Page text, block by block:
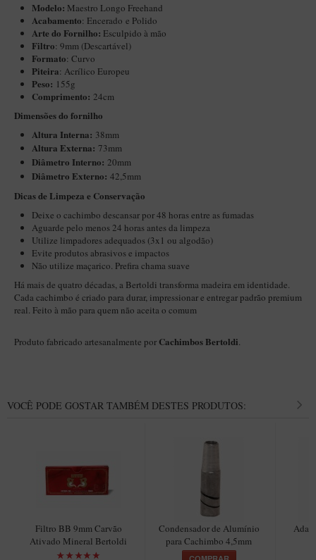
Maestro Compacto – Briar Italiano
MONTE SEU KIT/INICIANTES
Blends Para Cachimbo
Cachimbos
Limpadores para Cachimbo
Filtros
Isqueiros
Modelo: Maestro Longo Freehand
Acabamento: Encerado e Polido
Arte do Fornilho: Esculpido à mão
Filtro: 9mm (Descartável)
Formato: Curvo
Piteira: Acrílico Europeu
Peso: 155g
Comprimento: 24cm
Dimensões do fornilho
Altura Interna: 38mm
Altura Externa: 73mm
Diâmetro Interno: 20mm
Diâmetro Externo: 42,5mm
Dicas de Limpeza e Conservação
Deixe o cachimbo descansar por 48 horas entre as fumadas
Aguarde pelo menos 24 horas antes da limpeza
Utilize limpadores adequados (3x1 ou algodão)
Evite produtos abrasivos e impactos
Não utilize maçarico. Prefira chama suave
Há mais de quatro décadas, a Bertoldi transforma madeira em identidade.
Cada cachimbo é criado para durar, impressionar e entregar padrão premium
real. Feito à mão para quem não aceita o comum
Produto fabricado artesanalmente por Cachimbos Bertoldi.
VOCÊ PODE GOSTAR TAMBÉM DESTES PRODUTOS:
Filtro BB 9mm Carvão
Ativado Mineral Bertoldi
Condensador de Alumínio
para Cachimbo 4,5mm